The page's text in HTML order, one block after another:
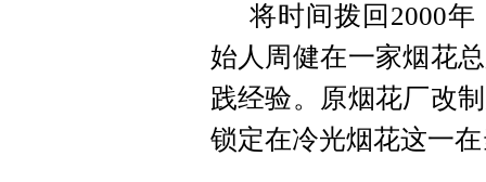
将时间拨回2000
始人周健在一家烟花
践经验。原烟花厂改
锁定在冷光烟花这一